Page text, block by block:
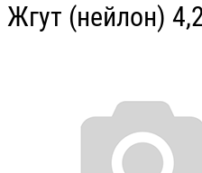
Жгут (нейлон)